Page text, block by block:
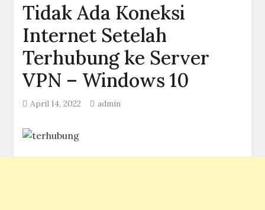
Tidak Ada Koneksi
Internet Setelah
Terhubung ke Server
VPN – Windows 10
April 14, 2022 admin